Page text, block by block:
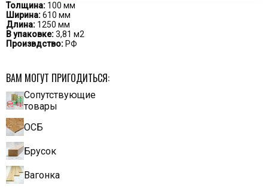
Толщина: 100 мм
Ширина:610 мм
Длина: 1250 мм
В упаковке:3,81 м2
Произвдство: РФ
ВАМ МОГУТ ПРИГОДИТЬСЯ:
Сопутствующие
товары
ОСБ
Брусок
Вагонка